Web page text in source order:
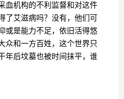
血机构的不利监督和对这件
了艾滋病吗？没有，他们可
或是能力不足，依旧活得悠
众和一方百姓，这个世界只
年后坟墓也被时间抹平，谁